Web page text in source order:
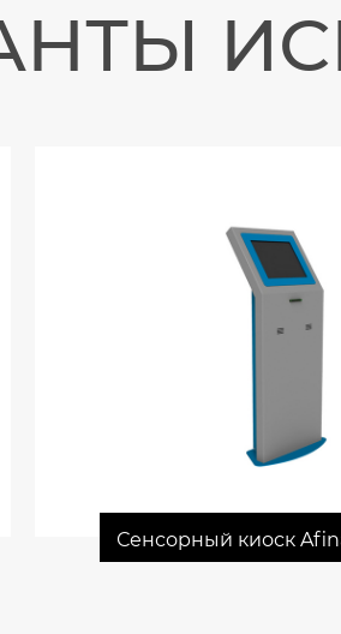
Сенсорный киоск